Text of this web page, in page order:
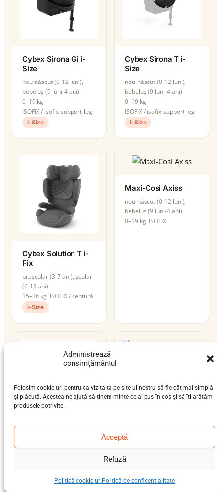
Administrează
consimțământul
Folosim cookie-uri pentru ca vizita ta pe site-ul nostru să fie cât mai simplă
și plăcută. Acestea ne ajută să ținem minte ce ai pus în coș și să îți arătăm
produsele potrivite.
Acceptă
Refuză
Politică cookie-uri Politică de confidențialitate
Cybex Sirona Gi i-
Size
nou-născut (0-12 luni),
bebeluș (9 luni-4 ani)
0–19 kg
ISOFIX / isofix-support-leg
i-Size
Cybex Sirona T i-
Size
nou-născut (0-12 luni),
bebeluș (9 luni-4 ani)
0–19 kg
ISOFIX / isofix-support-leg
i-Size
Cybex Solution T i-
Fix
preșcolar (3-7 ani), școlar
(6-12 ani)
15–36 kg ISOFIX / centură
i-Size
Maxi-Cosi Axiss
nou-născut (0-12 luni),
bebeluș (9 luni-4 ani)
0–19 kg ISOFIX
Maxi-Cosi AxissFix
Air
0–19 kgISOFIX